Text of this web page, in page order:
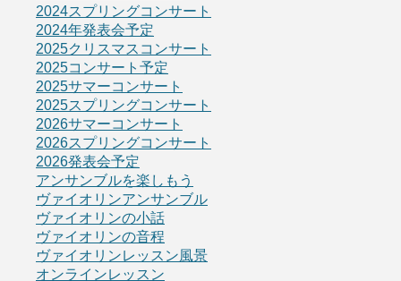
2024スプリングコンサート
2024年発表会予定
2025クリスマスコンサート
2025コンサート予定
2025サマーコンサート
2025スプリングコンサート
2026サマーコンサート
2026スプリングコンサート
2026発表会予定
アンサンブルを楽しもう
ヴァイオリンアンサンブル
ヴァイオリンの小話
ヴァイオリンの音程
ヴァイオリンレッスン風景
オンラインレッスン